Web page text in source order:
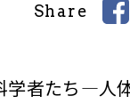
Share
学者たち―人